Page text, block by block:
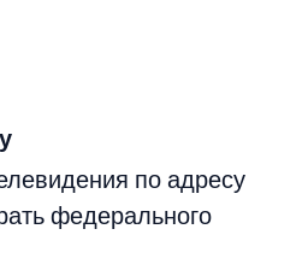
по адресу
федерального